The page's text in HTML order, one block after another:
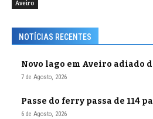
Aveiro
NOTÍCIAS RECENTES
Novo lago em Aveiro adiado
7 de Agosto, 2026
Passe do ferry passa de 114
6 de Agosto, 2026